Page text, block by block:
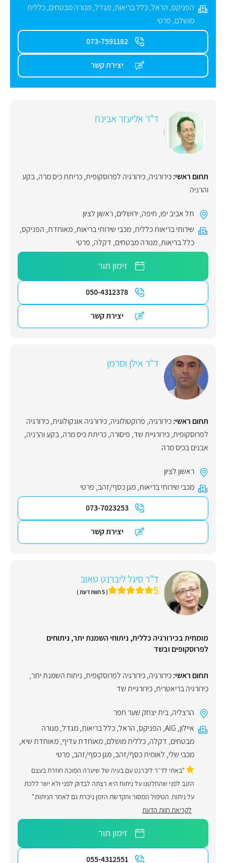
הפניקס, הראל,כלל בריאות,מגדל,מנורה מבטחים,כללית
מושלם, פרטי
073-7591182
יצירת קשר
ד"ר אליעזר אבינח
תחום ראשי:כירורגיה,כירורגיה לפרוסקופית,כריתת כיס מרה,בקע
והרניה
תל אביב יפו, חיפה,ירושלים,ראשון לציון
שירותי בריאות כללית,מכבי שירותי בריאות,מאוחדת, הפניקס,
כלל בריאות,מנורה מבטחים, דקלה, פרטי
זימון תור
050-4312378
יצירת קשר
ד"ר אילן וסרמן
תחום ראשי:כירורגיה, פרוקטולוגיה,כירורגיה אונקולוגית,כירורגיה
לפרוסקופית,כירורגיית שד, פיסורה,כריתת כיס מרה,בקע והרניה,
אבנים בכיס מרה
ראשון לציון
מכבי שירותי בריאות,מגן כסף/זהב, פרטי
073-7023253
יצירת קשר
ד"ר סיגל ליברנט טאוב
5 ( 5 חוות דעת )
מומחית בכירורגיה כללית, ניתוחי השמנת יתר, ניתוחים
לפרוסקופים ובשד
תחום ראשי:כירורגיה,כירורגיה לפרוסקופית, ניתוח השמנת יתר,
כירורגיה בריאטרית,כירורגיית שד
הרצליה,בית יצחק שער חפר
איילון,
AIG
, הפניקס, הראל,כלל בריאות,מגדל,מנורה
מבטחים, דקלה,כללית מושלם,מאוחדת עדיף,מאוחדת שיא,
מכבי שלי, לאומית כסף/זהב,מגן כסף/זהב, פרטי
"באתי לד״ר ליברנט עם בעיה של שיערה הפוכה חוזרת בעצם
הזנב לפני שהחלטנו על ניתוח היא רצתה לבדוק לפני ולא ישר ללכת
על ניתוח. הטיפול המסור והקדשת הזמן ניכרת גם לאחר הניתוח."
לקריאת חוות הדעת
זימון תור
055-4312551